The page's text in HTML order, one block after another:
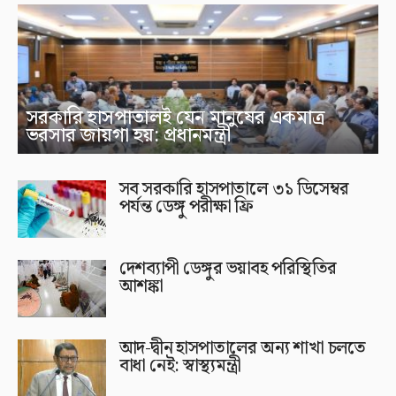
সরকারি হাসপাতালই যেন মানুষের একমাত্র
ভরসার জায়গা হয়: প্রধানমন্ত্রী
সব সরকারি হাসপাতালে ৩১ ডিসেম্বর
পর্যন্ত ডেঙ্গু পরীক্ষা ফ্রি
দেশব্যাপী ডেঙ্গুর ভয়াবহ পরিস্থিতির
আশঙ্কা
আদ-দ্বীন হাসপাতালের অন্য শাখা চলতে
বাধা নেই: স্বাস্থ্যমন্ত্রী